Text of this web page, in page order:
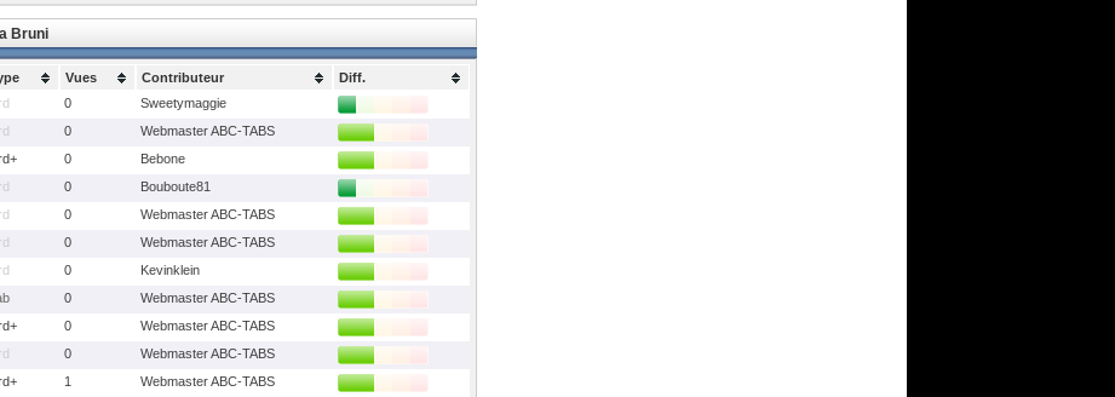
Bruni
Vues Contributeur
Diff.
0
Sweetymaggie
0
Webmaster ABC-TABS
0
Bebone
0
Bouboute81
0
Webmaster ABC-TABS
0
Webmaster ABC-TABS
0
Kevinklein
0
Webmaster ABC-TABS
0
Webmaster ABC-TABS
0
Webmaster ABC-TABS
1
Webmaster ABC-TABS